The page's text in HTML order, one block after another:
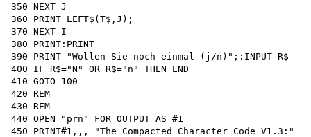
350 NEXT J
360 PRINT LEFT$(T$,J);
370 NEXT I
380 PRINT:PRINT
390 PRINT "Wollen Sie noch einmal (j/n)";:INPUT R$
400 IF R$="N" OR R$="n" THEN END
410 GOTO 100
420 REM
430 REM
440 OPEN "prn" FOR OUTPUT AS #1
450 PRINT#1,,, "The Compacted Character Code V1.3:"